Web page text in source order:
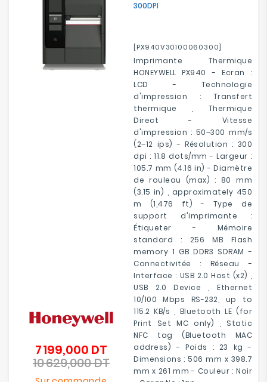
300DPI
[PX940V30100060300]
Imprimante Thermique
HONEYWELL PX940 - Ecran :
LCD - Technologie
d'impression : Transfert
thermique , Thermique
Direct - Vitesse
d'impression : 50–300 mm/s
(2–12 ips) - Résolution : 300
dpi : 11.8 dots/mm - Largeur :
105.7 mm (4.16 in) - Diamètre
de rouleau (max) : 80 mm
(3.15 in) , approximately 450
m (1,476 ft) - Type de
support d'imprimante :
Étiqueter - Mémoire
standard : 256 MB Flash
memory 1 GB DDR3 SDRAM -
Connectivitée : Réseau -
Interface : USB 2.0 Host (x2) ,
USB 2.0 Device , Ethernet
10/100 Mbps RS-232, up to
115.2 KB/s , Bluetooth LE (for
Print Set MC only) , Static
NFC tag (Bluetooth MAC
address) - Poids : 23 kg -
Dimensions : 506 mm x 398.7
mm x 261 mm - Couleur : Noir
7 199,000 DT
de
10 629,000 DTPrix